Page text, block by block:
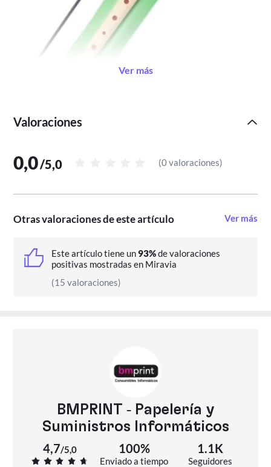
Ver más
Valoraciones
0,0/5,0 (0 valoraciones)
Otras valoraciones de este artículo Ver más
Este artículo tiene un93%de valoraciones
positivas mostradas en Miravia
(15 valoraciones)
BMPRINT - Papelería y
Suministros Informáticos
4,7/5,0 100%
Enviado a tiempo
1.1K
Seguidores